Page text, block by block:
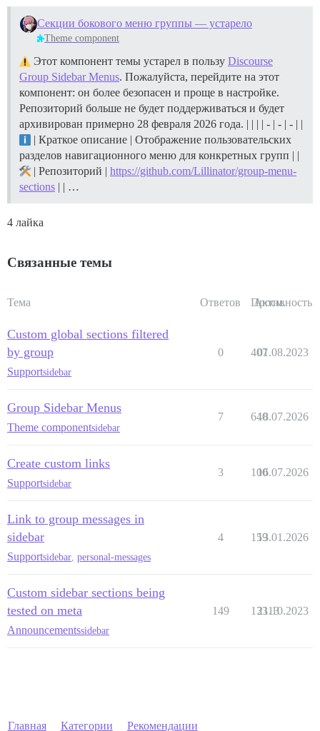
Секции бокового меню группы — устарело
Theme component
Этот компонент темы устарел в пользу Discourse
Group Sidebar Menus. Пожалуйста, перейдите на этот
компонент: он более безопасен и проще в настройке.
Репозиторий больше не будет поддерживаться и будет
архивирован примерно 28 февраля 2026 года. | | | | - | - | - | |
| Краткое описание | Отображение пользовательских
разделов навигационного меню для конкретных групп | |
| Репозиторий | https://github.com/Lillinator/group-menu-
sections | | …
4 лайка
Связанные темы
Тема Ответов Просм.
Активность
Custom global sections filtered
by group
Supportsidebar
0 407
01.08.2023
Group Sidebar Menus
Theme componentsidebar
7 640
18.07.2026
Create custom links
Supportsidebar
3 100
16.07.2026
Link to group messages in
sidebar
Supportsidebar personal-messages
4 159
13.01.2026
Custom sidebar sections being
tested on meta
Announcementssidebar
149 13313
21.10.2023
Главная Категории Рекомендации